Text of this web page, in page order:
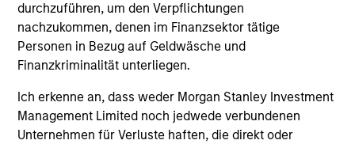
durchzuführen, um den Verpflichtungen
nachzukommen, denen im Finanzsektor tätige
Personen in Bezug auf Geldwäsche und
Finanzkriminalität unterliegen.
Ich erkenne an, dass weder Morgan Stanley Investment
Management Limited noch jedwede verbundenen
Unternehmen für Verluste haften, die direkt oder